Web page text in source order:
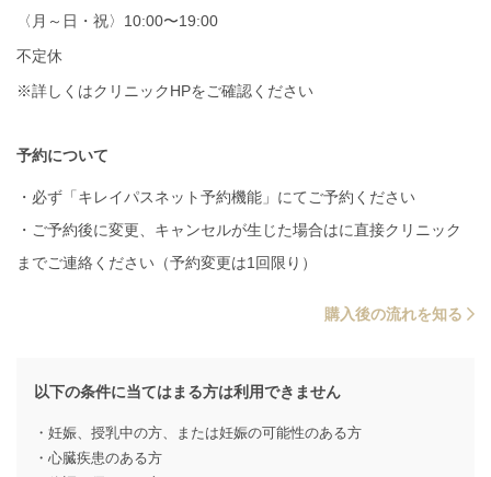
〈月～日・祝〉10:00〜19:00
不定休
※詳しくはクリニックHPをご確認ください
予約について
・必ず「キレイパスネット予約機能」にてご予約ください
・ご予約後に変更、キャンセルが生じた場合はに直接クリニック
までご連絡ください（予約変更は1回限り）
購入後の流れを知る
以下の条件に当てはまる方は利用できません
・妊娠、授乳中の方、または妊娠の可能性のある方
・心臓疾患のある方